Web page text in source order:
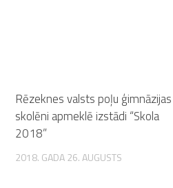
Rēzeknes valsts poļu ģimnāzijas
skolēni apmeklē izstādi “Skola
2018”
2018. GADA 26. AUGUSTS